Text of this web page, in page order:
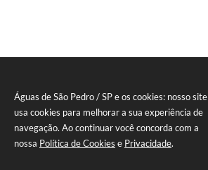
Águas de São Pedro / SP e os cookies: nosso site
usa cookies para melhorar a sua experiência de
navegação. Ao continuar você concorda com a
nossa Política de Cookies e Privacidade.